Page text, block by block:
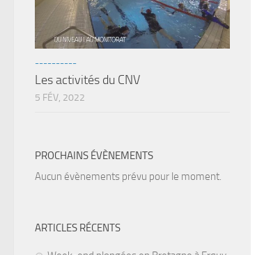
----------
Les activités du CNV
5 FÉV, 2022
PROCHAINS ÉVÈNEMENTS
Aucun évènements prévu pour le moment.
ARTICLES RÉCENTS